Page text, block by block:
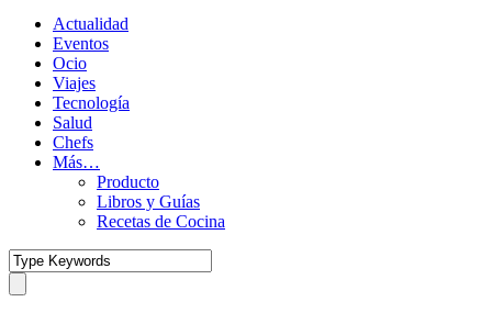
Actualidad
Eventos
Ocio
Viajes
Tecnología
Salud
Chefs
Más…
Producto
Libros y Guías
Recetas de Cocina